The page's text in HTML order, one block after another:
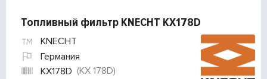
Топливный фильтр KNECHT KX178D
KNECHT
Германия
KX178D (KX 178D)